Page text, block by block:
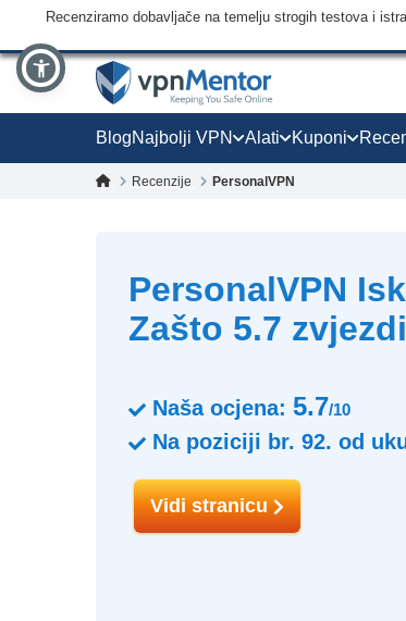
Recenziramo dobavljače na temelju strogih testova i
BlogNajbolji VPN Alati Kuponi
Recenzije PersonalVPN
PersonalVPN
Zašto 5.7
Naša ocjena: 5.7/10
Na poziciji br. 92. od
Vidi stranicu